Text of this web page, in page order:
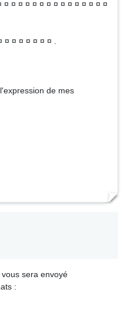
¤ ¤ ¤ ¤ ¤ ¤ ¤ ¤ ¤ ¤ ¤ ¤ ¤ ¤ ¤
¤ ¤ ¤ ¤ ¤ ¤ .
de mes
sera envoyé
: